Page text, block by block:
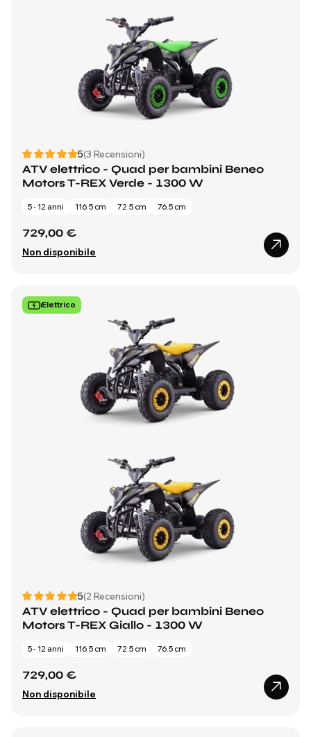
5(3 Recensioni)
ATV elettrico - Quad per bambini Beneo
Motors T-REX Verde - 1300 W
5 - 12 anni 116.5 cm 72.5 cm 76.5 cm
729,00 €
Non disponibile
Elettrico
5(2 Recensioni)
ATV elettrico - Quad per bambini Beneo
Motors T-REX Giallo - 1300 W
5 - 12 anni 116.5 cm 72.5 cm 76.5 cm
729,00 €
Non disponibile